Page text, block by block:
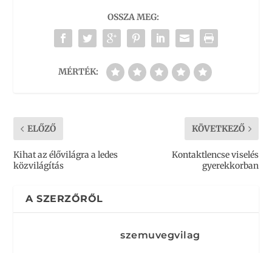
OSSZA MEG:
MÉRTÉK:
ELŐZŐ
Kihat az élővilágra a ledes
közvilágítás
KÖVETKEZŐ
Kontaktlencse viselés
gyerekkorban
A SZERZŐRŐL
szemuvegvilag